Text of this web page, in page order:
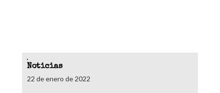
Noticias
22 de enero de 2022